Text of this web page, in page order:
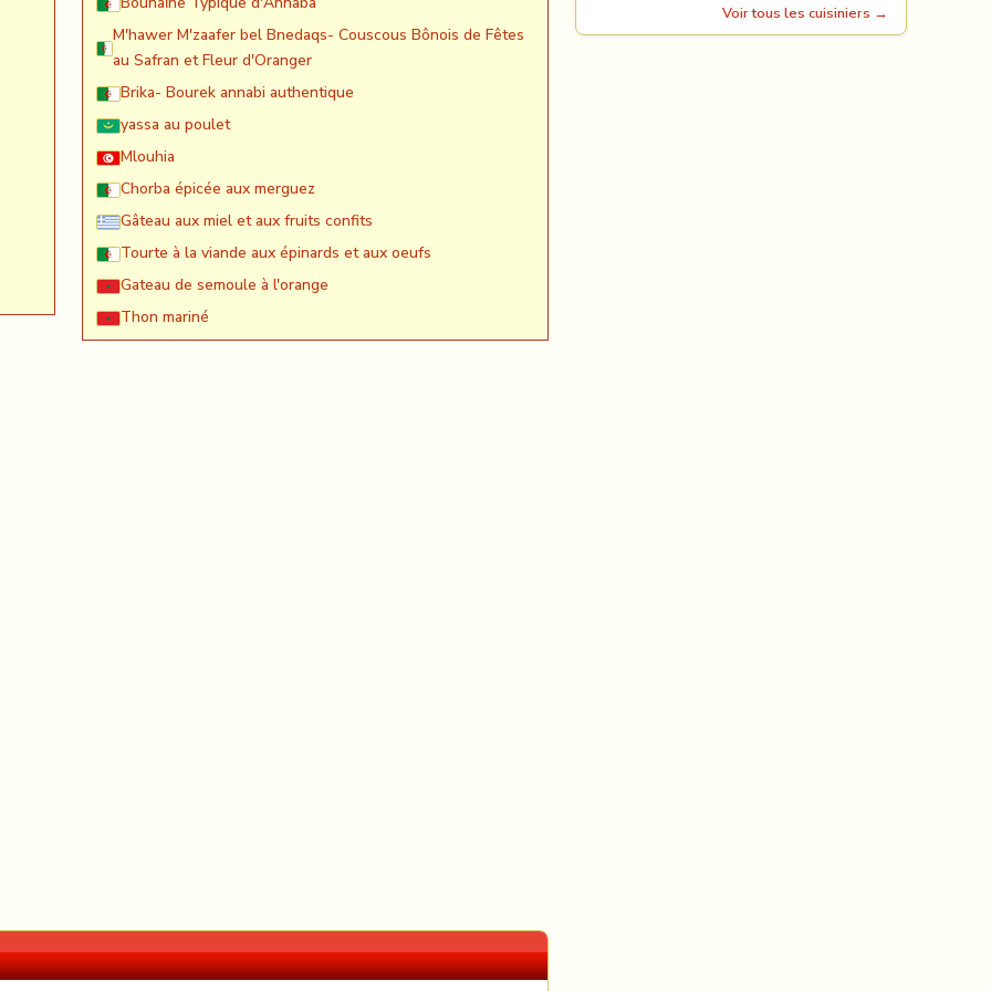
M'hawer M'zaafer bel Bnedaqs- Couscous Bônois de Fêtes
au Safran et Fleur d'Oranger
Brika- Bourek annabi authentique
yassa au poulet
Mlouhia
Chorba épicée aux merguez
Gâteau aux miel et aux fruits confits
Tourte à la viande aux épinards et aux oeufs
Gateau de semoule à l'orange
Thon mariné
Voir tous les cuisiniers →